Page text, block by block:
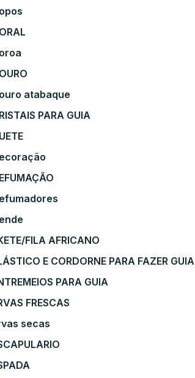
atabaque
PARA GUIA
FILA AFRICANO
E CORDORNE PARA FAZER GUIA
PARA GUIA
FRESCAS
secas